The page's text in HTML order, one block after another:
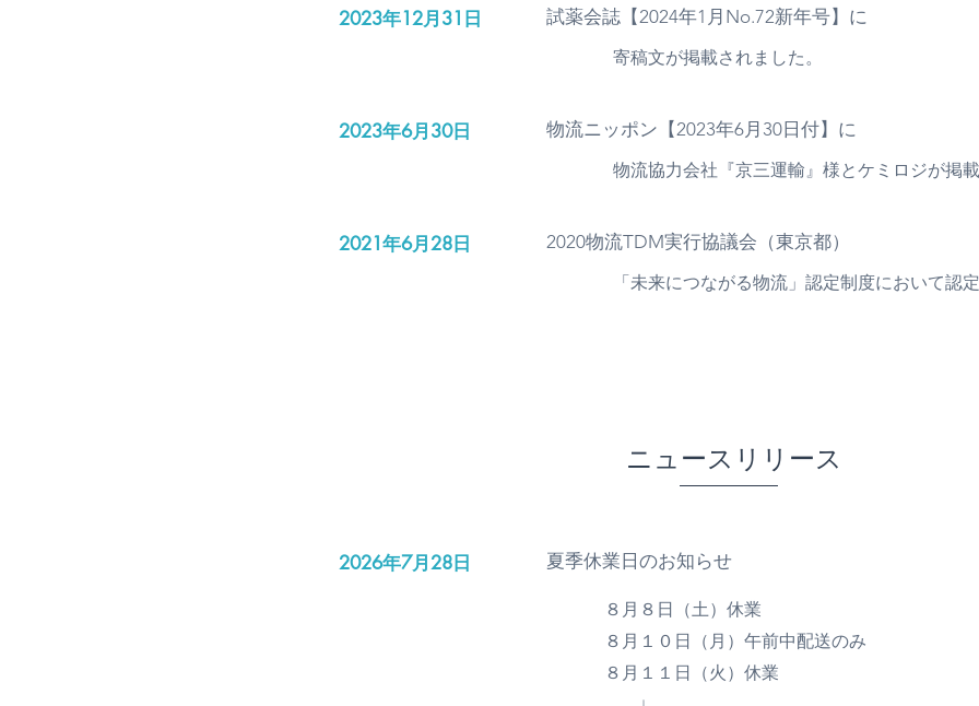
2023年12月31日 試薬会誌【2024年1月No.72新年号】に
寄稿文が掲載されました。
2023年6月30日 物流ニッポン【2023年6月30日付】に
物流協力会社『京三運輸』様とケミロジが掲載
2021年6月28日 2020物流TDM実行協議会（東京都）
「未来につながる物流」認定制度において認
​ニュースリリース
2026年7月28日 夏季休業日のお知らせ
８月８日（土）休業
８月１０日（月）午前中配送のみ
８月１１日（火）休業